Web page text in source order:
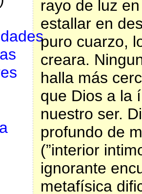
rayo de luz
estallar en
puro cuarzo,
creara.
halla más
que Dios a la
nuestro ser.
profundo de
(”interior
ignorante
metafísica